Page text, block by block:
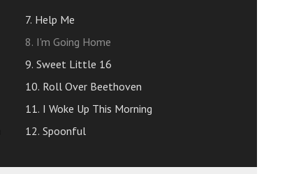
7. Help Me
8. I'm Going Home
9. Sweet Little 16
10. Roll Over Beethoven
11. I Woke Up This Morning
12. Spoonful